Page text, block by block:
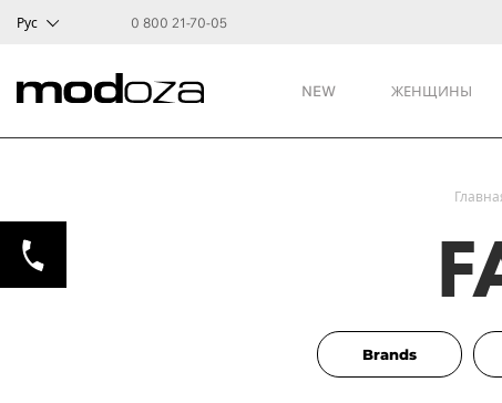
Рус 0 800 21-70-05
NEW ЖЕНЩИНЫ
Brands